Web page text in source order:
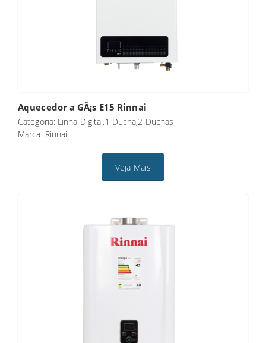
Aquecedor a GÃ¡s E15 Rinnai
Categoria: Linha Digital,1 Ducha,2 Duchas
Marca: Rinnai
Veja Mais